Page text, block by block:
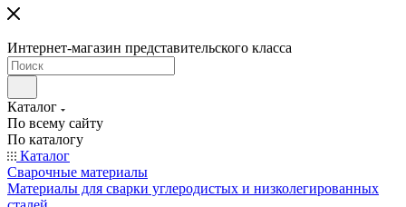
Интернет-магазин представительского класса
Каталог
По всему сайту
По каталогу
Каталог
Сварочные материалы
Материалы для сварки углеродистых и низколегированных